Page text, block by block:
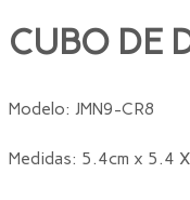
CUBO DE
Modelo: JMN9-CR8
Medidas: 5.4cm x 5.4